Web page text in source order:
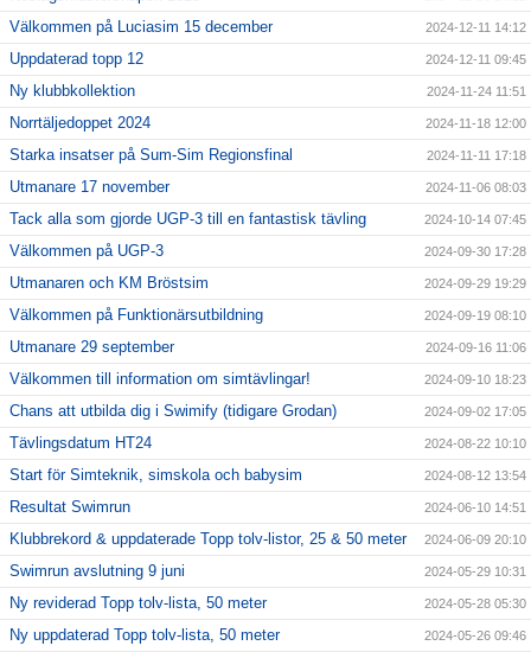
Välkommen på Luciasim 15 december 2024-12-11 14:12
Uppdaterad topp 12 2024-12-11 09:45
Ny klubbkollektion 2024-11-24 11:51
Norrtäljedoppet 2024 2024-11-18 12:00
Starka insatser på Sum-Sim Regionsfinal 2024-11-11 17:18
Utmanare 17 november 2024-11-06 08:03
Tack alla som gjorde UGP-3 till en fantastisk tävling 2024-10-14 07:45
Välkommen på UGP-3 2024-09-30 17:28
Utmanaren och KM Bröstsim 2024-09-29 19:29
Välkommen på Funktionärsutbildning 2024-09-19 08:10
Utmanare 29 september 2024-09-16 11:06
Välkommen till information om simtävlingar! 2024-09-10 18:23
Chans att utbilda dig i Swimify (tidigare Grodan) 2024-09-02 17:05
Tävlingsdatum HT24 2024-08-22 10:10
Start för Simteknik, simskola och babysim 2024-08-12 13:54
Resultat Swimrun 2024-06-10 14:51
Klubbrekord & uppdaterade Topp tolv-listor, 25 & 50 meter 2024-06-09 20:10
Swimrun avslutning 9 juni 2024-05-29 10:31
Ny reviderad Topp tolv-lista, 50 meter 2024-05-28 05:30
Ny uppdaterad Topp tolv-lista, 50 meter 2024-05-26 09:46